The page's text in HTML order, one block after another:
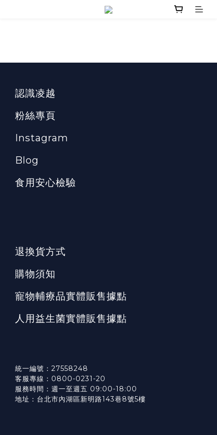
認識凌越
粉絲專頁
Instagram
Blog
食用安心檢驗
退換貨方式
購物須知
寵物輔療品實體販售據點
人用益生菌實體販售據點
統一編號：27558248
客服專線：0800-0231-20
服務時間：週一至週五 09:00-18:00
地址：台北市內湖區新明路143巷8號5樓